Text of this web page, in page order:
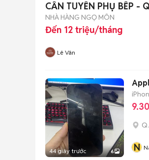
CẦN TUYỂN PHỤ BẾP -
NHÀ HÀNG NGỌ MÔN
Đến 12 triệu/tháng
Lê Vân
44 giây trước 6 N